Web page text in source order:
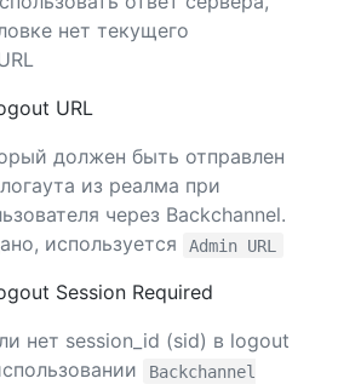
нет текущего
URL
должен быть отправлен
из реалма при
через Backchannel.
используется
Admin URL
Session Required
нет session_id (sid) в logout
Backchannel